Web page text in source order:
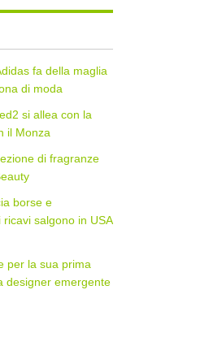
fa della maglia
di moda
si allea con la
il Monza
di fragranze
borse e
salgono in USA
per la sua prima
designer emergente